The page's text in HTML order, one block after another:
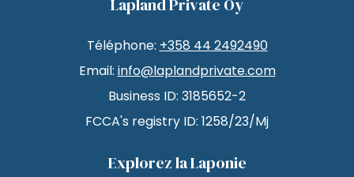
Lapland Private Oy
Téléphone: +358 44 2492490
Email: info@laplandprivate.com
Business ID: 3185652-2
FCCA's registry ID: 1258/23/Mj
Explorez la Laponie